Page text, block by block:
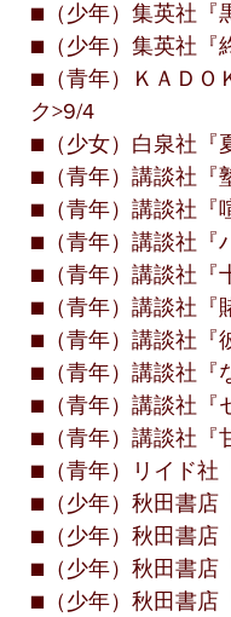
■（少年）集英社『
■（少年）集英社『
■（青年）ＫＡＤＯ
ク>9/4
■（少女）白泉社『
■（青年）講談社『
■（青年）講談社『
■（青年）講談社『
■（青年）講談社『
■（青年）講談社『
■（青年）講談社『
■（青年）講談社『
■（青年）講談社『
■（青年）講談社『
■（青年）リイド社
■（少年）秋田書店
■（少年）秋田書店
■（少年）秋田書店
■（少年）秋田書店